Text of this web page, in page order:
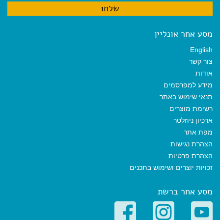
מסע אחר אונליין
English
צור קשר
אודות
מידע למפרסמים
תנאי שימוש באתר
רשימת מוצרים
ארכיון ניוזלטר
מפת אתר
הצהרת נגישות
הצהרת פרטיות
זכויות יוצרים ושימוש בתכנים
מסע אחר ברשת